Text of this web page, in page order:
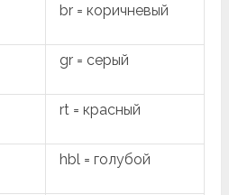
br = коричневый
gr = серый
rt = красный
hbl = голубой